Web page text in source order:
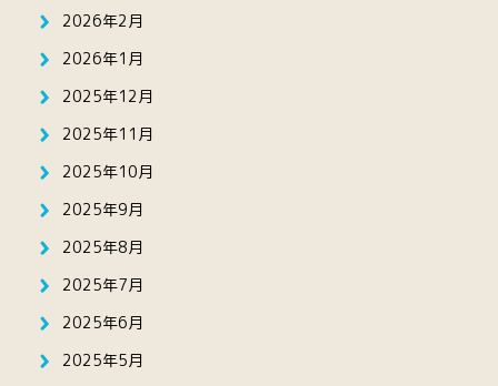
2026年2月
2026年1月
2025年12月
2025年11月
2025年10月
2025年9月
2025年8月
2025年7月
2025年6月
2025年5月